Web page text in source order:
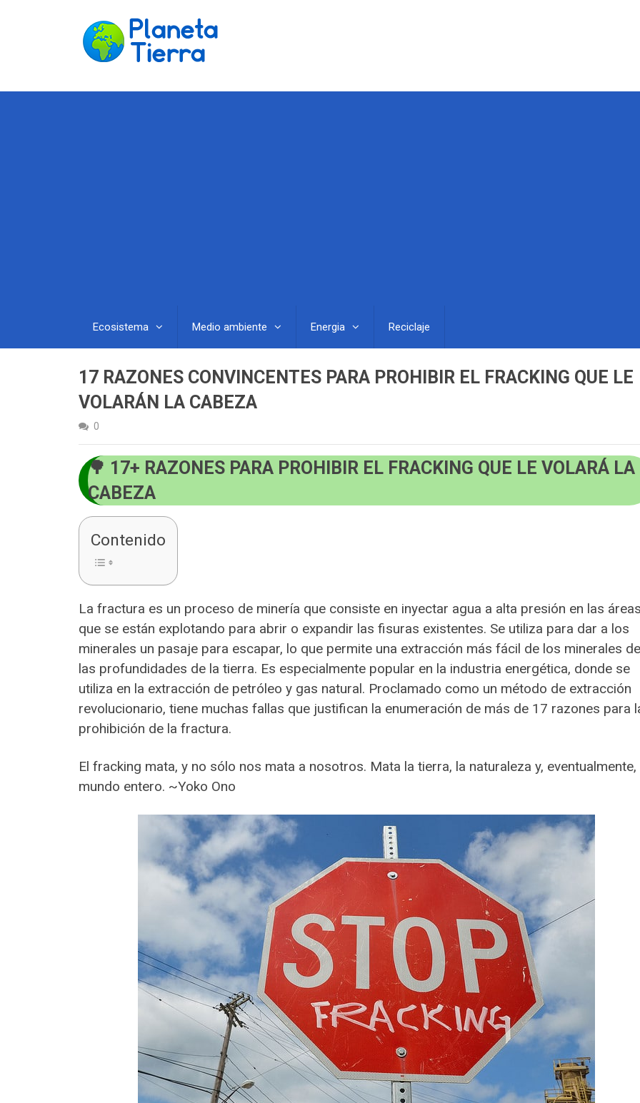
Ecosistema Medio ambiente Energia Reciclaje
17 RAZONES CONVINCENTES PARA PROHIBIR EL FRACKING QUE LE
VOLARÁN LA CABEZA
0
17+ RAZONES PARA PROHIBIR EL FRACKING QUE LE VOLARÁ LA
CABEZA
Contenido
La fractura es un proceso de minería que consiste en inyectar agua a alta presión en las
que se están explotando para abrir o expandir las fisuras existentes. Se utiliza para dar a los
minerales un pasaje para escapar, lo que permite una extracción más fácil de los minerales de
las profundidades de la tierra. Es especialmente popular en la industria energética, donde se
utiliza en la extracción de petróleo y gas natural. Proclamado como un método de extracción
revolucionario, tiene muchas fallas que justifican la enumeración de más de 17 razones para
prohibición de la fractura.
El fracking mata, y no sólo nos mata a nosotros. Mata la tierra, la naturaleza y, eventualmente,
mundo entero. ~Yoko Ono